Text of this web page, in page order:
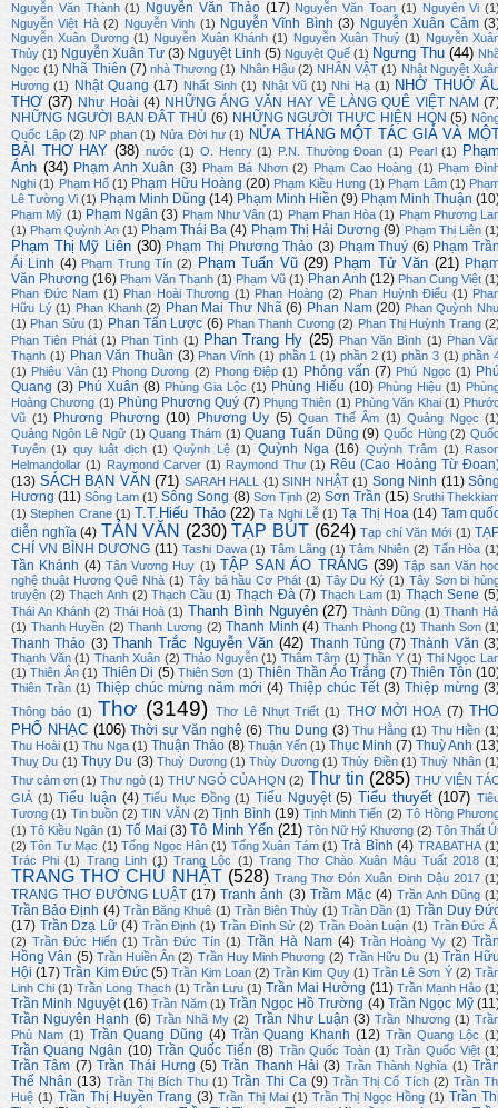
Nguyễn Văn Thành (1) Nguyễn Văn Thảo (17) Nguyễn Văn Toan (1) Nguyên Vi
Nguyễn Việt Hà (2) Nguyễn Vinh (1) Nguyễn Vĩnh Bình (3) Nguyễn Xuân Cảm
Nguyễn Xuân Dương (1) Nguyễn Xuân Khánh (1) Nguyễn Xuân Thuỷ (1) Nguyễn
Thủy (1) Nguyễn Xuân Tư (3) Nguyệt Linh (5) Nguyệt Quế (1) Ngưng Thu (44)
Ngọc (1) Nhã Thiên (7) nhà Thương (1) Nhân Hậu (2) NHÂN VẬT (1) Nhật Nguyệt
Hương (1) Nhật Quang (17) Nhất Sinh (1) Nhật Vũ (1) Nhi Hạ (1) NHỚ THUỞ
THƠ (37) Như Hoài (4) NHỮNG ÁNG VĂN HAY VỀ LÀNG QUÊ VIỆT NAM
NHỮNG NGƯỜI BẠN ĐÂT THỦ (6) NHỮNG NGƯỜI THỰC HIỆN HQN (5)
Quốc Lập (2) NP phan (1) Nửa Đời hư (1) NỬA THÁNG MỘT TÁC GIẢ VÀ
BÀI THƠ HAY (38) nước (1) O. Henry (1) P.N. Thường Đoan (1) Pearl (1)
Ánh (34) Phạm Anh Xuân (3) Phạm Bá Nhơn (2) Phạm Cao Hoàng (1) Phạm
Nghi (1) Phạm Hổ (1) Phạm Hữu Hoàng (20) Phạm Kiều Hưng (1) Phạm Lâm (1)
Lê Tường Vi (1) Phạm Minh Dũng (14) Phạm Minh Hiền (9) Phạm Minh Thuận
Phạm Mỹ (1) Phạm Ngân (3) Phạm Như Vân (1) Phạm Phan Hòa (1) Phạm Phương
(1) Phạm Quỳnh An (1) Phạm Thái Ba (4) Phạm Thị Hải Dương (9) Phạm Thị Liên
Phạm Thị Mỹ Liên (30) Phạm Thị Phương Thảo (3) Phạm Thuý (6) Phạm
Ái Linh (4) Phạm Trung Tín (2) Phạm Tuấn Vũ (29) Phạm Tử Văn (21)
Văn Phương (16) Phạm Văn Thạnh (1) Phạm Vũ (1) Phan Anh (12) Phan Cung Việt
Phan Đức Nam (1) Phan Hoài Thương (1) Phan Hoàng (2) Phan Huỳnh Điểu (1)
Hữu Lý (1) Phan Khanh (2) Phan Mai Thư Nhã (6) Phan Nam (20) Phan Quỳnh
(1) Phan Sửu (1) Phan Tấn Lược (6) Phan Thanh Cương (2) Phan Thị Huỳnh Trang
Phan Tiên Phát (1) Phan Tình (1) Phan Trang Hy (25) Phan Văn Bình (1) Phan
Thạnh (1) Phan Văn Thuần (3) Phan Vĩnh (1) phần 1 (1) phần 2 (1) phần 3 (1) phần
(1) Phiêu Vân (1) Phong Dương (2) Phong Điệp (1) Phỏng vấn (7) Phú Ngọc (1)
Quang (3) Phú Xuân (8) Phùng Gia Lộc (1) Phùng Hiếu (10) Phùng Hiệu (1)
Hoàng Chương (1) Phùng Phương Quý (7) Phụng Thiên (1) Phùng Văn Khai (1)
Vũ (1) Phương Phương (10) Phương Uy (5) Quan Thế Âm (1) Quảng Ngọc
Quảng Ngôn Lê Ngữ (1) Quang Thám (1) Quang Tuấn Dũng (9) Quốc Hùng (2)
Tuyên (1) quy luật dịch (1) Quỳnh Lệ (1) Quỳnh Nga (16) Quỳnh Trâm (1)
Helmandollar (1) Raymond Carver (1) Raymond Thư (1) Rêu (Cao Hoàng Từ
(13) SÁCH BẠN VĂN (71) SARAH HALL (1) SINH NHẬT (1) Song Ninh (11)
Hương (11) Sông Lam (1) Sông Song (8) Sơn Tịnh (2) Sơn Trần (15) Sruthi
(1) Stephen Crane (1) T.T.Hiếu Thảo (22) Tạ Nghi Lễ (1) Tạ Thị Hoa (14) Tam
diễn nghĩa (4) TẢN VĂN (230) TẠP BÚT (624) Tạp chí Văn Mới (1)
CHÍ VN BÌNH DƯƠNG (11) Tashi Dawa (1) Tâm Lãng (1) Tâm Nhiên (2) Tấn Hòa
Tần Khánh (4) Tân Vương Huy (1) TẬP SAN ÁO TRẮNG (39) Tập san Văn
nghệ thuật Hương Quê Nhà (1) Tây bá hầu Cơ Phát (1) Tây Du Ký (1) Tây Sơn bi
truyện (2) Thạch Anh (2) Thạch Cầu (1) Thạch Đà (7) Thạch Lam (1) Thạch Sene
Thái An Khánh (2) Thái Hoà (1) Thanh Bình Nguyên (27) Thành Dũng (1) Thanh
(1) Thanh Huyền (2) Thanh Lương (2) Thanh Minh (4) Thanh Phong (1) Thanh Sơn
Thanh Thảo (3) Thanh Trắc Nguyễn Văn (42) Thanh Tùng (7) Thành Văn
Thạnh Văn (1) Thanh Xuân (2) Thảo Nguyễn (1) Thâm Tâm (1) Thần Y (1) Thi Ngọc
(1) Thiên Ân (1) Thiên Di (5) Thiên Sơn (1) Thiên Thần Áo Trắng (7) Thiên Tôn
Thiên Trần (1) Thiệp chúc mừng năm mới (4) Thiệp chúc Tết (3) Thiệp mừng
Thông báo (1) Thơ (3149) Thơ Lê Nhựt Triết (1) THƠ MỜI HOẠ (7)
PHỔ NHẠC (106) Thời sự Văn nghệ (6) Thu Dung (3) Thu Hằng (1) Thu Hiền
Thu Hoài (1) Thu Nga (1) Thuận Thảo (8) Thuận Yến (1) Thục Minh (7) Thuỳ Anh
Thuỵ Du (1) Thụy Du (3) Thuỳ Dương (1) Thùy Dương (1) Thủy Điền (1) Thuỳ Nhân
Thư cảm ơn (1) Thư ngỏ (1) THƯ NGỎ CỦA HQN (2) Thư tin (285) THƯ VIỆN
GIẢ (1) Tiểu luận (4) Tiểu Mục Đồng (1) Tiểu Nguyệt (5) Tiểu thuyết (107)
Tương (1) Tin buồn (2) TIN VĂN (2) Tịnh Bình (19) Tịnh Minh Tiến (2) Tô Hồng
(1) Tô Kiều Ngân (1) Tố Mai (3) Tô Minh Yến (21) Tôn Nữ Hỷ Khương (2) Tôn Thất
(2) Tôn Tư Mạc (1) Tống Ngọc Hân (1) Tống Xuân Tám (1) Trà Bình (4) TRABATHA
Trác Phi (1) Trang Linh (1) Trang Lộc (1) Trang Thơ Chào Xuân Mậu Tuất 2018
TRANG THƠ CHỦ NHẬT (528) Trang Thơ Đón Xuân Đinh Dậu 2017
TRANG THƠ ĐƯỜNG LUẬT (17) Tranh ảnh (3) Trầm Mặc (4) Trần Anh Dũng
Trần Bảo Định (4) Trần Băng Khuê (1) Trần Biên Thùy (1) Trần Dần (1) Trần Duy
(17) Trần Dzạ Lữ (4) Trần Định (1) Trần Đình Sử (2) Trần Đoàn Luận (1) Trần Đức
(2) Trần Đức Hiển (1) Trần Đức Tín (1) Trần Hà Nam (4) Trần Hoàng Vy (2)
Hồng Vân (5) Trần Huiền Ân (2) Trần Huy Minh Phương (2) Trần Hữu Du (1) Trần
Hội (17) Trần Kim Đức (5) Trần Kim Loan (2) Trần Kim Quy (1) Trần Lê Sơn Ý (2)
Linh Chi (1) Trần Long Thạch (1) Trần Lưu (1) Trần Mai Hường (11) Trần Mạnh Hảo
Trần Minh Nguyệt (16) Trần Năm (1) Trần Ngọc Hồ Trường (4) Trần Ngọc Mỹ
Trần Nguyên Hạnh (6) Trần Nhã My (2) Trần Như Luận (3) Trần Nhương (1)
Phù Nam (1) Trần Quang Dũng (4) Trần Quang Khanh (12) Trần Quang Lộc
Trần Quang Ngân (10) Trần Quốc Tiến (8) Trần Quốc Toàn (1) Trần Quốc Việt
Trần Tâm (7) Trần Thái Hưng (5) Trần Thanh Hải (3) Trần Thành Nghĩa (1)
Thế Nhân (13) Trần Thị Bích Thu (1) Trần Thi Ca (9) Trần Thị Cổ Tích (2) Trần
Huệ (1) Trần Thị Huyền Trang (3) Trần Thị Mai (1) Trần Thị Ngọc Hồng (1) Trần